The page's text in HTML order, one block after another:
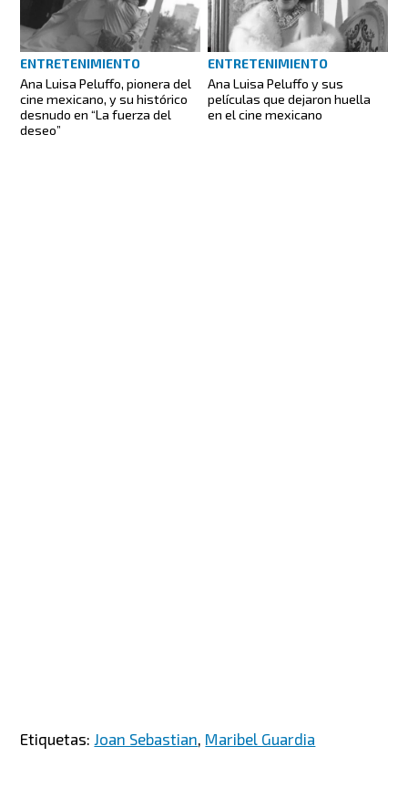
ENTRETENIMIENTO
Ana Luisa Peluffo, pionera del
cine mexicano, y su histórico
desnudo en “La fuerza del
deseo”
ENTRETENIMIENTO
Ana Luisa Peluffo y sus
películas que dejaron huella
en el cine mexicano
Etiquetas: Joan Sebastian Maribel Guardia